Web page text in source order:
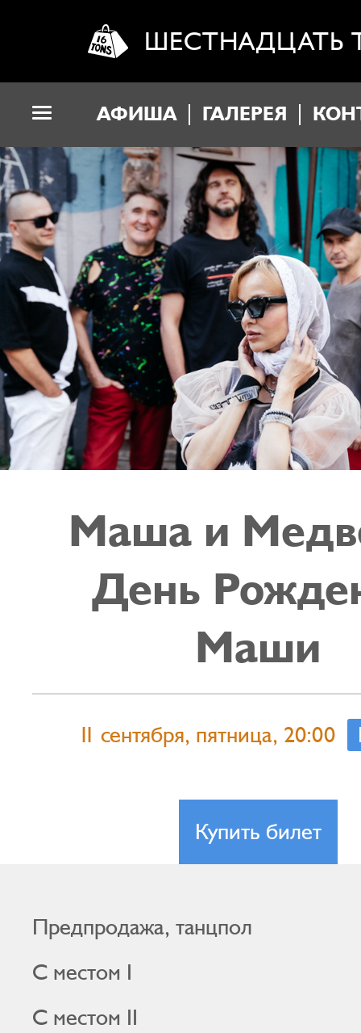
ШЕСТНАДЦАТЬ
АФИША ГАЛЕРЕЯ
Маша и
День
Маши
11 сентября, пятница, 20:00
Купить билет
Предпродажа, танцпол
С местом I
С местом II